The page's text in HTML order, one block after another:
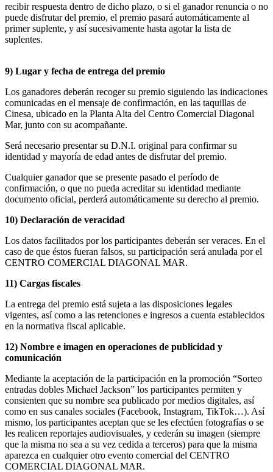
recibir respuesta dentro de dicho plazo, o si el ganador renuncia o no
puede disfrutar del premio, el premio pasará automáticamente al
primer suplente, y así sucesivamente hasta agotar la lista de
suplentes.
9) Lugar y fecha de entrega del premio
Los ganadores deberán recoger su premio siguiendo las indicaciones
comunicadas en el mensaje de confirmación, en las taquillas de
Cinesa, ubicado en la Planta Alta del Centro Comercial Diagonal
Mar, junto con su acompañante.
Será necesario presentar su D.N.I. original para confirmar su
identidad y mayoría de edad antes de disfrutar del premio.
Cualquier ganador que se presente pasado el período de
confirmación, o que no pueda acreditar su identidad mediante
documento oficial, perderá automáticamente su derecho al premio.
10) Declaración de veracidad
Los datos facilitados por los participantes deberán ser veraces. En el
caso de que éstos fueran falsos, su participación será anulada por el
CENTRO COMERCIAL DIAGONAL MAR.
11) Cargas fiscales
La entrega del premio está sujeta a las disposiciones legales
vigentes, así como a las retenciones e ingresos a cuenta establecidos
en la normativa fiscal aplicable.
12) Nombre e imagen en operaciones de publicidad y
comunicación
Mediante la aceptación de la participación en la promoción “Sorteo
entradas dobles Michael Jackson” los participantes permiten y
consienten que su nombre sea publicado por medios digitales, así
como en sus canales sociales (Facebook, Instagram, TikTok…). Así
mismo, los participantes aceptan que se les efectúen fotografías o se
les realicen reportajes audiovisuales, y cederán su imagen (siempre
que la misma no sea a su vez cedida a terceros) para que la misma
aparezca en cualquier otro evento comercial del CENTRO
COMERCIAL DIAGONAL MAR.